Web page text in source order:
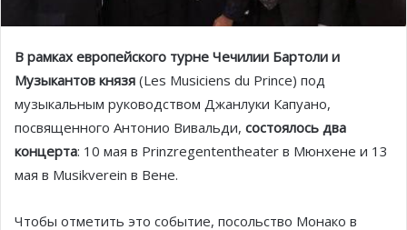
В рамках европейского турне Чечилии Бартоли и
Музыкантов князя (Les Musiciens du Prince) под
музыкальным руководством Джанлуки Капуано,
посвященного Антонио Вивальди, состоялось два
концерта: 10 мая в Prinzregententheater в Мюнхене и 13
мая в Musikverein в Вене.
Чтобы отметить это событие, посольство Монако в